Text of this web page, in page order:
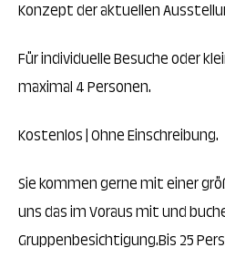
Konzept der aktuellen
Für individuelle Besuche oder
maximal 4 Personen.
Kostenlos | Ohne Einschreibung.
Sie kommen gerne mit einer
uns das im Voraus mit und
Gruppenbesichtigung.Bis 25